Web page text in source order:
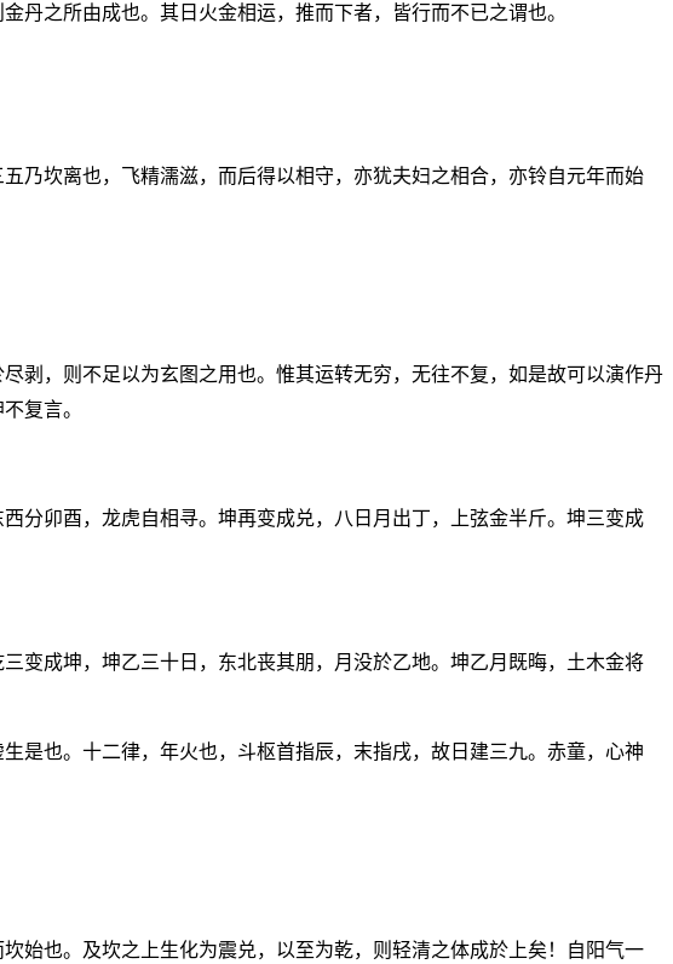
丹之所由成也。其日火金相运，推而下者，皆行而不已之谓也。
乃坎离也，飞精濡滋，而后得以相守，亦犹夫妇之相合，亦铃自元年而始
剥，则不足以为玄图之用也。惟其运转无穷，无往不复，如是故可以演作丹
复言。
分卯酉，龙虎自相寻。坤再变成兑，八日月出丁，上弦金半斤。坤三变成
变成坤，坤乙三十日，东北丧其朋，月没於乙地。坤乙月既晦，土木金将
是也。十二律，年火也，斗枢首指辰，末指戌，故日建三九。赤童，心神
始也。及坎之上生化为震兑，以至为乾，则轻清之体成於上矣！自阳气一